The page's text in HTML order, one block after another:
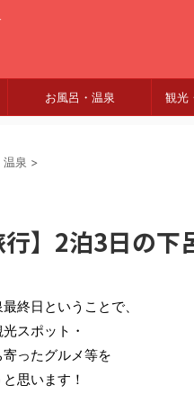
お風呂・温泉 観光
温泉 >
行】2泊3日の
終日ということで、
スポット・
ったグルメ等を
思います！